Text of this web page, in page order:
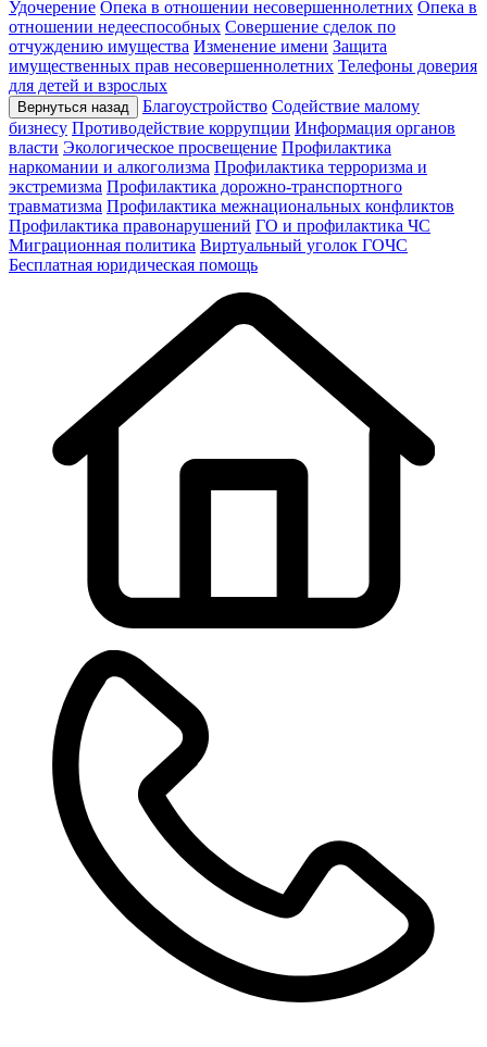
Удочерение Опека в отношении несовершеннолетних Опека в
отношении недееспособных Совершение сделок по
отчуждению имущества Изменение имени Защита
имущественных прав несовершеннолетних Телефоны доверия
для детей и взрослых
Вернуться назад Благоустройство Содействие малому
бизнесу Противодействие коррупции Информация органов
власти Экологическое просвещение Профилактика
наркомании и алкоголизма Профилактика терроризма и
экстремизма Профилактика дорожно-транспортного
травматизма Профилактика межнациональных конфликтов
Профилактика правонарушений ГО и профилактика ЧС
Миграционная политика Виртуальный уголок ГОЧС
Бесплатная юридическая помощь